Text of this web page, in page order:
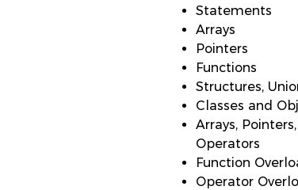
Statements
Arrays
Pointers
Functions
Structures,
Classes and
Arrays,
Operators
Function
Operator